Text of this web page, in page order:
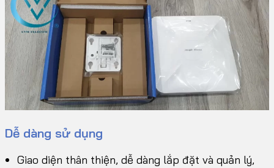
Dễ dàng sử dụng
Giao diện thân thiện, dễ dàng lắp đặt và quản lý,